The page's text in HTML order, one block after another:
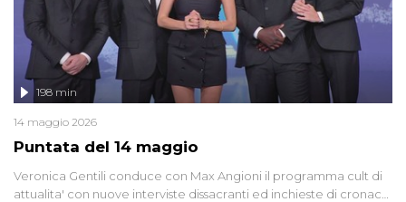
Puntata del 14 maggio
198 min
14 maggio 2026
Veronica Gentili conduce con Max Angioni il programma cult di
attualita' con nuove interviste dissacranti ed inchieste di cronaca